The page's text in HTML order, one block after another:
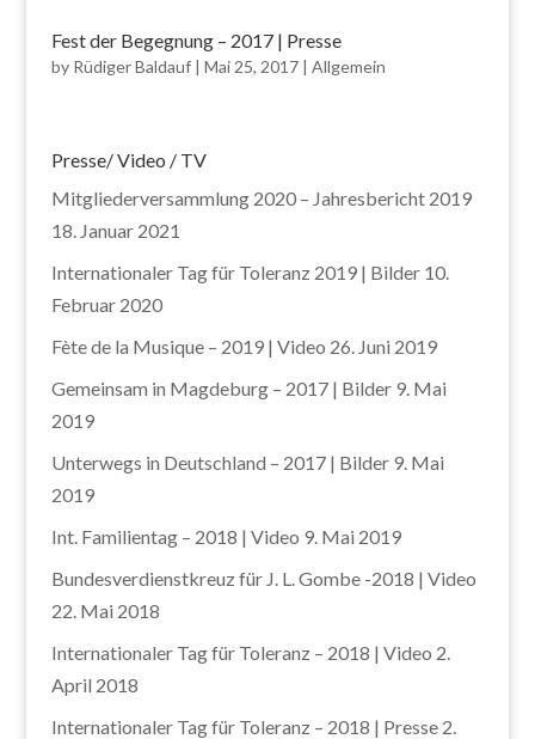
Fest der Begegnung – 2017 | Presse
by Rüdiger Baldauf| Mai 25, 2017| Allgemein
Presse/ Video / TV
Mitgliederversammlung 2020 – Jahresbericht 2019
18. Januar 2021
Internationaler Tag für Toleranz 2019 | Bilder 10.
Februar 2020
Fète de la Musique – 2019 | Video 26. Juni 2019
Gemeinsam in Magdeburg – 2017 | Bilder 9. Mai
2019
Unterwegs in Deutschland – 2017 | Bilder 9. Mai
2019
Int. Familientag – 2018 | Video 9. Mai 2019
Bundesverdienstkreuz für J. L. Gombe -2018 | Video
22. Mai 2018
Internationaler Tag für Toleranz – 2018 | Video 2.
April 2018
Internationaler Tag für Toleranz – 2018 | Presse 2.